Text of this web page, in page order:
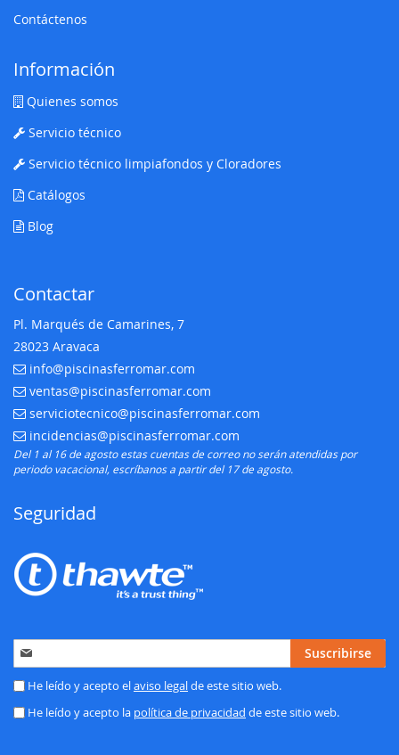
Contáctenos
Información
Quienes somos
Servicio técnico
Servicio técnico limpiafondos y Cloradores
Catálogos
Blog
Contactar
Pl. Marqués de Camarines, 7
28023 Aravaca
E-mail:
info@piscinasferromar.com
E-mail:
ventas@piscinasferromar.com
E-mail:
serviciotecnico@piscinasferromar.com
E-mail:
incidencias@piscinasferromar.com
Del 1 al 16 de agosto estas cuentas de correo no serán atendidas por
periodo vacacional, escríbanos a partir del 17 de agosto.
Seguridad
Inscríbase
a
nuestro
de
Suscribirse
He leído y acepto elaviso legalde este sitio web.
He leído y acepto la política de privacidad de este sitio web.